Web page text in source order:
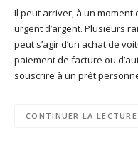
Il peut arriver, à un
urgent d’argent. Plusieurs
peut s’agir d’un achat de
paiement de facture ou
souscrire à un prêt
CONTINUER LA LECTURE